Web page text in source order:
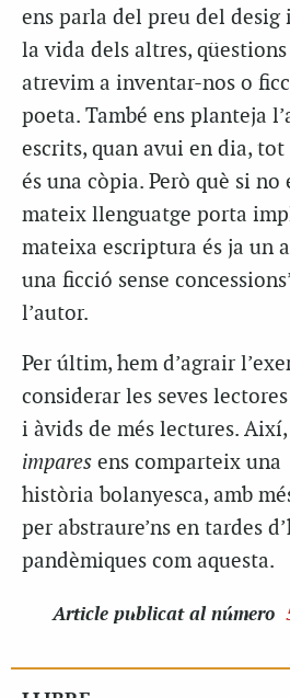
ens parla del preu del desig
la vida dels altres,
atrevim a inventar-nos o
poeta. També ens planteja
escrits, quan avui en dia,
és una còpia. Però què si no
mateix llenguatge porta
mateixa escriptura és ja un
una ficció sense
l’autor.
Per últim, hem d’agrair
considerar les seves
i àvids de més lectures.
impares ens comparteix una
història bolanyesca, amb
per abstraure’ns en tardes
pandèmiques com aquesta.
Article publicat al número